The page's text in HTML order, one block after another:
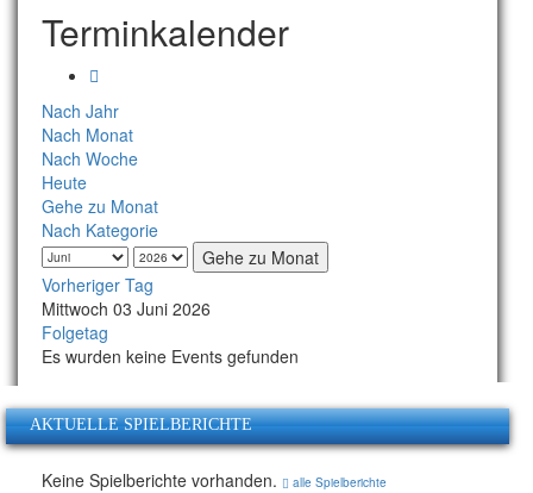
Terminkalender
Nach Jahr
Nach Monat
Nach Woche
Heute
Gehe zu Monat
Nach Kategorie
Gehe zu Monat
Vorheriger Tag
Mittwoch 03 Juni 2026
Folgetag
Es wurden keine Events gefunden
AKTUELLE SPIELBERICHTE
Keine Spielberichte vorhanden. alle Spielberichte